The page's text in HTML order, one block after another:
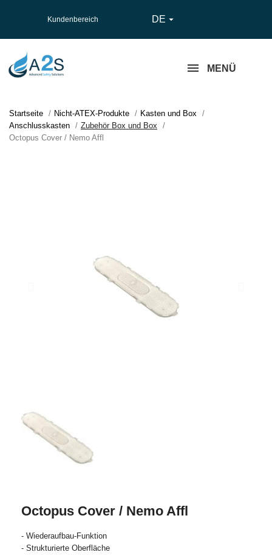
Kundenbereich DE 
MENÜ
Startseite Nicht-ATEX-Produkte
Kasten und Box
Anschlusskasten
Zubehör Box und Box
Octopus Cover / Nemo Affl
Octopus Cover / Nemo Affl
- Wiederaufbau-Funktion
- Strukturierte Oberfläche